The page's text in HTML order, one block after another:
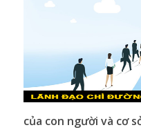
của con người và cơ